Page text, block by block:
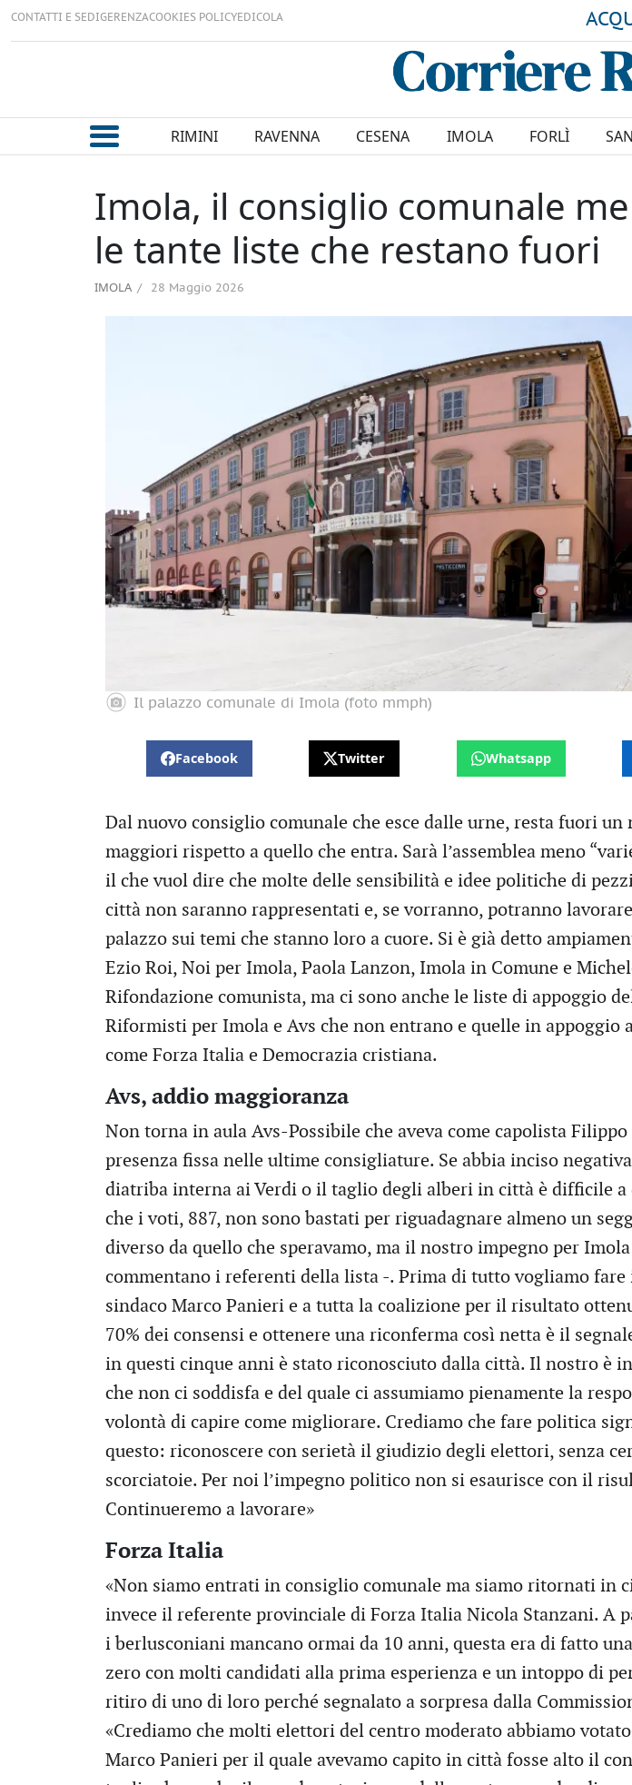
CONTATTI E SEDIGERENZACOOKIES POLICYEDICOLA
RIMINI RAVENNA CESENA IMOLA FORLÌ
Imola, il consiglio comunale
le tante liste che restano fuori
IMOLA 28 Maggio 2026
Il palazzo comunale di Imola (foto mmph)
Facebook Twitter Whatsapp
Dal nuovo consiglio comunale che esce dalle urne, resta fuori
maggiori rispetto a quello che entra. Sarà l’assemblea meno
il che vuol dire che molte delle sensibilità e idee politiche di
città non saranno rappresentati e, se vorranno, potranno
palazzo sui temi che stanno loro a cuore. Si è già detto
Ezio Roi, Noi per Imola, Paola Lanzon, Imola in Comune e
Rifondazione comunista, ma ci sono anche le liste di appoggio
Riformisti per Imola e Avs che non entrano e quelle in appoggio
come Forza Italia e Democrazia cristiana.
Avs, addio maggioranza
Non torna in aula Avs-Possibile che aveva come capolista
presenza fissa nelle ultime consigliature. Se abbia inciso
diatriba interna ai Verdi o il taglio degli alberi in città è difficile
che i voti, 887, non sono bastati per riguadagnare almeno un
diverso da quello che speravamo, ma il nostro impegno per
commentano i referenti della lista -. Prima di tutto vogliamo
sindaco Marco Panieri e a tutta la coalizione per il risultato
70% dei consensi e ottenere una riconferma così netta è il
in questi cinque anni è stato riconosciuto dalla città. Il nostro è
che non ci soddisfa e del quale ci assumiamo pienamente la
volontà di capire come migliorare. Crediamo che fare politica
questo: riconoscere con serietà il giudizio degli elettori, senza
scorciatoie. Per noi l’impegno politico non si esaurisce con il
Continueremo a lavorare»
Forza Italia
«Non siamo entrati in consiglio comunale ma siamo ritornati in
invece il referente provinciale di Forza Italia Nicola Stanzani. A
i berlusconiani mancano ormai da 10 anni, questa era di fatto
zero con molti candidati alla prima esperienza e un intoppo di
ritiro di uno di loro perché segnalato a sorpresa dalla
«Crediamo che molti elettori del centro moderato abbiamo
Marco Panieri per il quale avevamo capito in città fosse alto il